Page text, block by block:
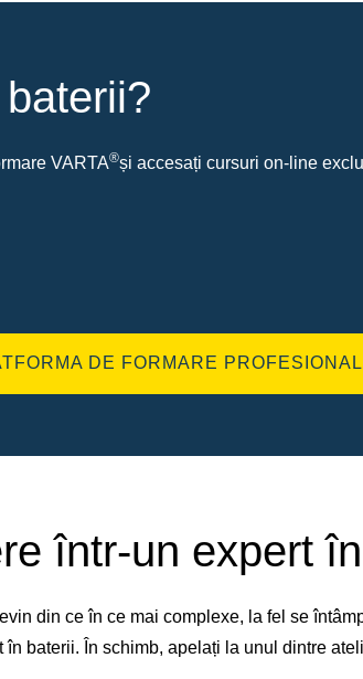
VARTA®și accesați cursuri on-line
DE FORMARE
într-un expert
din ce în ce mai complexe, la fel se
baterii. În schimb, apelați la unul dintre